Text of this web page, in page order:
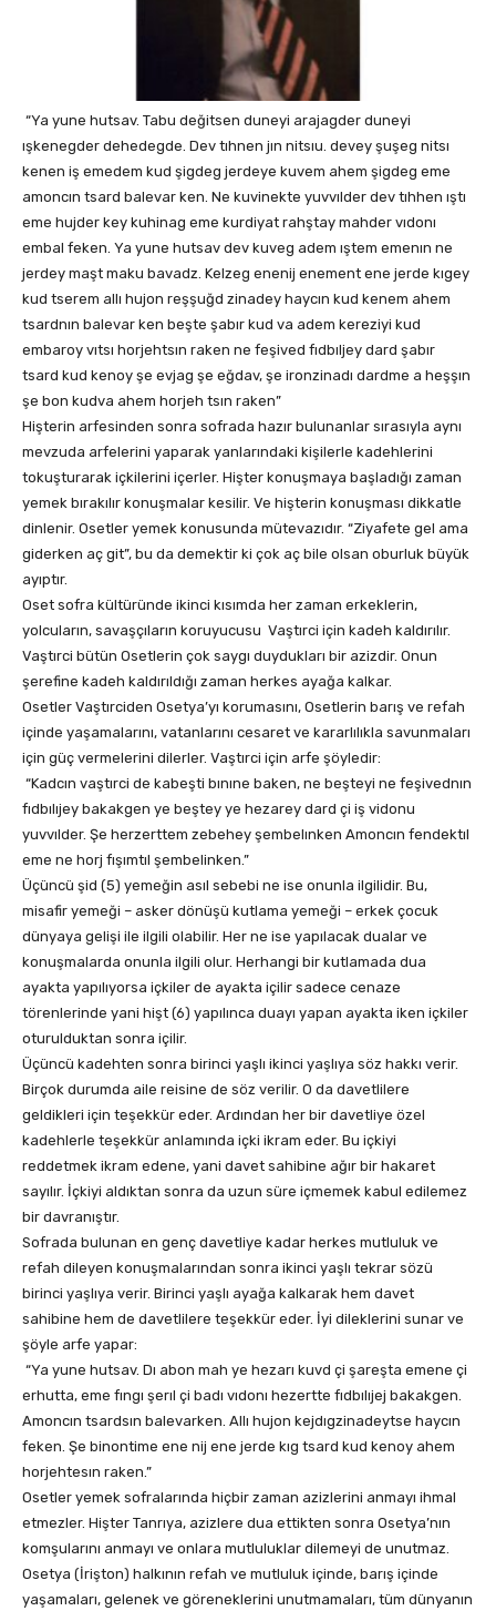
“Ya yune hutsav. Tabu değitsen duneyi arajagder duneyi
ışkenegder dehedegde. Dev tıhnen jın nitsıu. devey şuşeg nitsı
kenen iş emedem kud şigdeg jerdeye kuvem ahem şigdeg eme
amoncın tsard balevar ken. Ne kuvinekte yuvvılder dev tıhhen ıştı
eme hujder key kuhinag eme kurdiyat rahştay mahder vıdonı
embal feken. Ya yune hutsav dev kuveg adem ıştem emenın ne
jerdey maşt maku bavadz. Kelzeg enenij enement ene jerde kıgey
kud tserem allı hujon reşşuğd zinadey haycın kud kenem ahem
tsardnın balevar ken beşte şabır kud va adem kereziyi kud
embaroy vıtsı horjehtsın raken ne feşived fıdbıljey dard şabır
tsard kud kenoy şe evjag şe eğdav, şe ironzinadı dardme a heşşın
şe bon kudva ahem horjeh tsın raken”
Hişterin arfesinden sonra sofrada hazır bulunanlar sırasıyla aynı
mevzuda arfelerini yaparak yanlarındaki kişilerle kadehlerini
tokuşturarak içkilerini içerler. Hişter konuşmaya başladığı zaman
yemek bırakılır konuşmalar kesilir. Ve hişterin konuşması dikkatle
dinlenir. Osetler yemek konusunda mütevazıdır. “Ziyafete gel ama
giderken aç git”, bu da demektir ki çok aç bile olsan oburluk büyük
ayıptır.
Oset sofra kültüründe ikinci kısımda her zaman erkeklerin,
yolcuların, savaşçıların koruyucusu Vaştırci için kadeh kaldırılır.
Vaştırci bütün Osetlerin çok saygı duydukları bir azizdir. Onun
şerefine kadeh kaldırıldığı zaman herkes ayağa kalkar.
Osetler Vaştırciden Osetya’yı korumasını, Osetlerin barış ve refah
içinde yaşamalarını, vatanlarını cesaret ve kararlılıkla savunmaları
için güç vermelerini dilerler. Vaştırci için arfe şöyledir:
“Kadcın vaştırci de kabeşti bınıne baken, ne beşteyi ne feşivednın
fıdbılıjey bakakgen ye beştey ye hezarey dard çi iş vidonu
yuvvılder. Şe herzerttem zebehey şembelınken Amoncın fendektıl
eme ne horj fışımtıl şembelinken.”
Üçüncü şid (5) yemeğin asıl sebebi ne ise onunla ilgilidir. Bu,
misafir yemeği – asker dönüşü kutlama yemeği – erkek çocuk
dünyaya gelişi ile ilgili olabilir. Her ne ise yapılacak dualar ve
konuşmalarda onunla ilgili olur. Herhangi bir kutlamada dua
ayakta yapılıyorsa içkiler de ayakta içilir sadece cenaze
törenlerinde yani hişt (6) yapılınca duayı yapan ayakta iken içkiler
oturulduktan sonra içilir.
Üçüncü kadehten sonra birinci yaşlı ikinci yaşlıya söz hakkı verir.
Birçok durumda aile reisine de söz verilir. O da davetlilere
geldikleri için teşekkür eder. Ardından her bir davetliye özel
kadehlerle teşekkür anlamında içki ikram eder. Bu içkiyi
reddetmek ikram edene, yani davet sahibine ağır bir hakaret
sayılır. İçkiyi aldıktan sonra da uzun süre içmemek kabul edilemez
bir davranıştır.
Sofrada bulunan en genç davetliye kadar herkes mutluluk ve
refah dileyen konuşmalarından sonra ikinci yaşlı tekrar sözü
birinci yaşlıya verir. Birinci yaşlı ayağa kalkarak hem davet
sahibine hem de davetlilere teşekkür eder. İyi dileklerini sunar ve
şöyle arfe yapar:
“Ya yune hutsav. Dı abon mah ye hezarı kuvd çi şareşta emene çi
erhutta, eme fıngı şerıl çi badı vıdonı hezertte fıdbılıjej bakakgen.
Amoncın tsardsın balevarken. Allı hujon kejdıgzinadeytse haycın
feken. Şe binontime ene nij ene jerde kıg tsard kud kenoy ahem
horjehtesın raken.”
Osetler yemek sofralarında hiçbir zaman azizlerini anmayı ihmal
etmezler. Hişter Tanrıya, azizlere dua ettikten sonra Osetya’nın
komşularını anmayı ve onlara mutluluklar dilemeyi de unutmaz.
Osetya (İrişton) halkının refah ve mutluluk içinde, barış içinde
yaşamaları, gelenek ve göreneklerini unutmamaları, tüm dünyanın